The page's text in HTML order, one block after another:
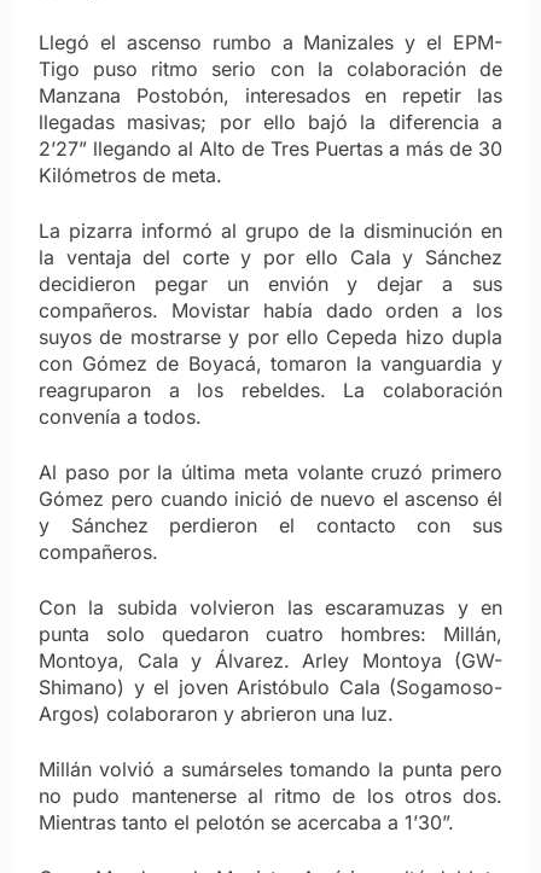
Llegó el ascenso rumbo a Manizales y el EPM-
Tigo puso ritmo serio con la colaboración de
Manzana Postobón, interesados en repetir las
llegadas masivas; por ello bajó la diferencia a
2’27” llegando al Alto de Tres Puertas a más de 30
Kilómetros de meta.
La pizarra informó al grupo de la disminución en
la ventaja del corte y por ello Cala y Sánchez
decidieron pegar un envión y dejar a sus
compañeros. Movistar había dado orden a los
suyos de mostrarse y por ello Cepeda hizo dupla
con Gómez de Boyacá, tomaron la vanguardia y
reagruparon a los rebeldes. La colaboración
convenía a todos.
Al paso por la última meta volante cruzó primero
Gómez pero cuando inició de nuevo el ascenso él
y Sánchez perdieron el contacto con sus
compañeros.
Con la subida volvieron las escaramuzas y en
punta solo quedaron cuatro hombres: Millán,
Montoya, Cala y Álvarez. Arley Montoya (GW-
Shimano) y el joven Aristóbulo Cala (Sogamoso-
Argos) colaboraron y abrieron una luz.
Millán volvió a sumárseles tomando la punta pero
no pudo mantenerse al ritmo de los otros dos.
Mientras tanto el pelotón se acercaba a 1’30”.